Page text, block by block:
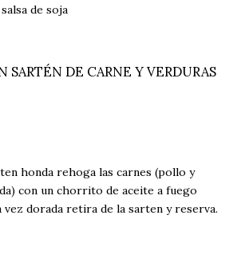
de soja
SARTÉN DE CARNE Y VERDURAS
honda rehoga las carnes (pollo y
con un chorrito de aceite a fuego
vez dorada retira de la sarten y reserva.